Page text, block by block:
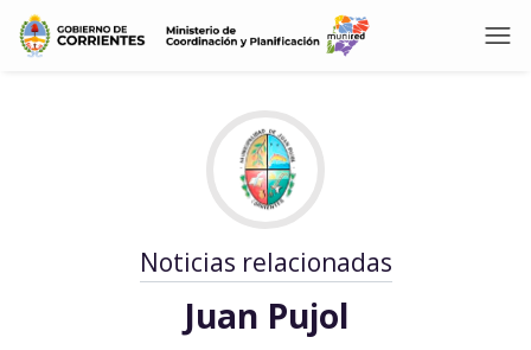
Noticias relacionadas
Juan Pujol